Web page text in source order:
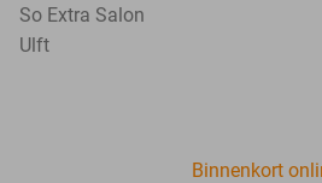
So Extra Salon
Ulft
Binnenkort